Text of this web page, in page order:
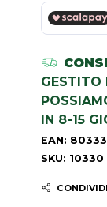
GESTITO
IN 8-15
EAN:
SKU: 10330